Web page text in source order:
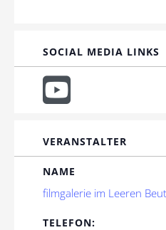
SOCIAL MEDIA LINKS
VERANSTALTER
NAME
filmgalerie im Leeren
TELEFON: